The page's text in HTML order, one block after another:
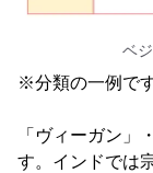
ベ
※分類の一例で
「ヴィーガン」
す。インドでは